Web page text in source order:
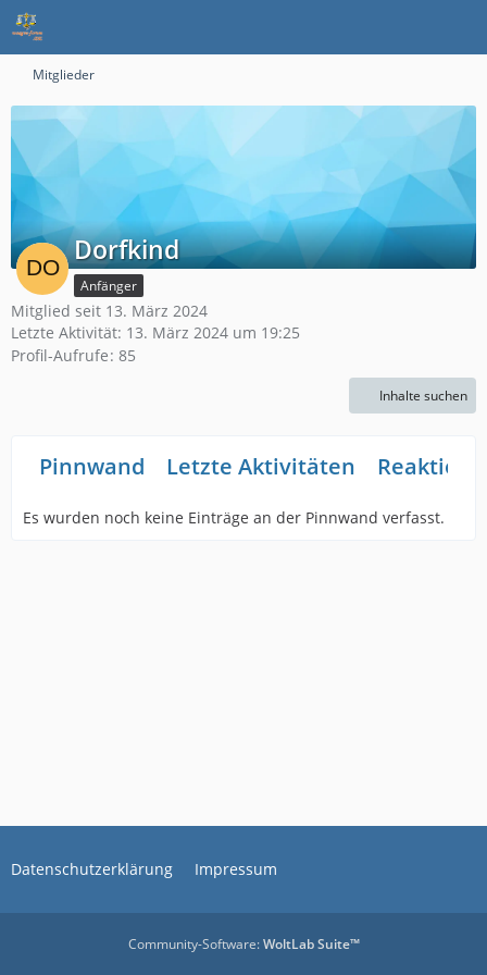
Mitglieder
Dorfkind
Anfänger
Mitglied seit 13. März 2024
Letzte Aktivität: 13. März 2024 um 19:25
Profil-Aufrufe 85
Inhalte suchen
Pinnwand Letzte Aktivitäten
Es wurden noch keine Einträge an der Pinnwand verfasst.
Datenschutzerklärung Impressum
Community-Software:WoltLab Suite™